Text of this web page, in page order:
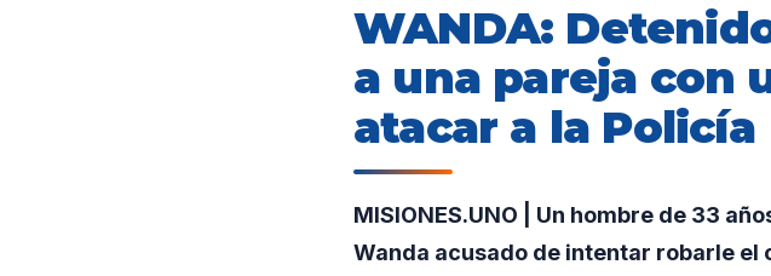
WANDA:
a una pareja con
atacar a la Policía
MISIONES.UNO | Un hombre de 33
Wanda acusado de intentar robarle el